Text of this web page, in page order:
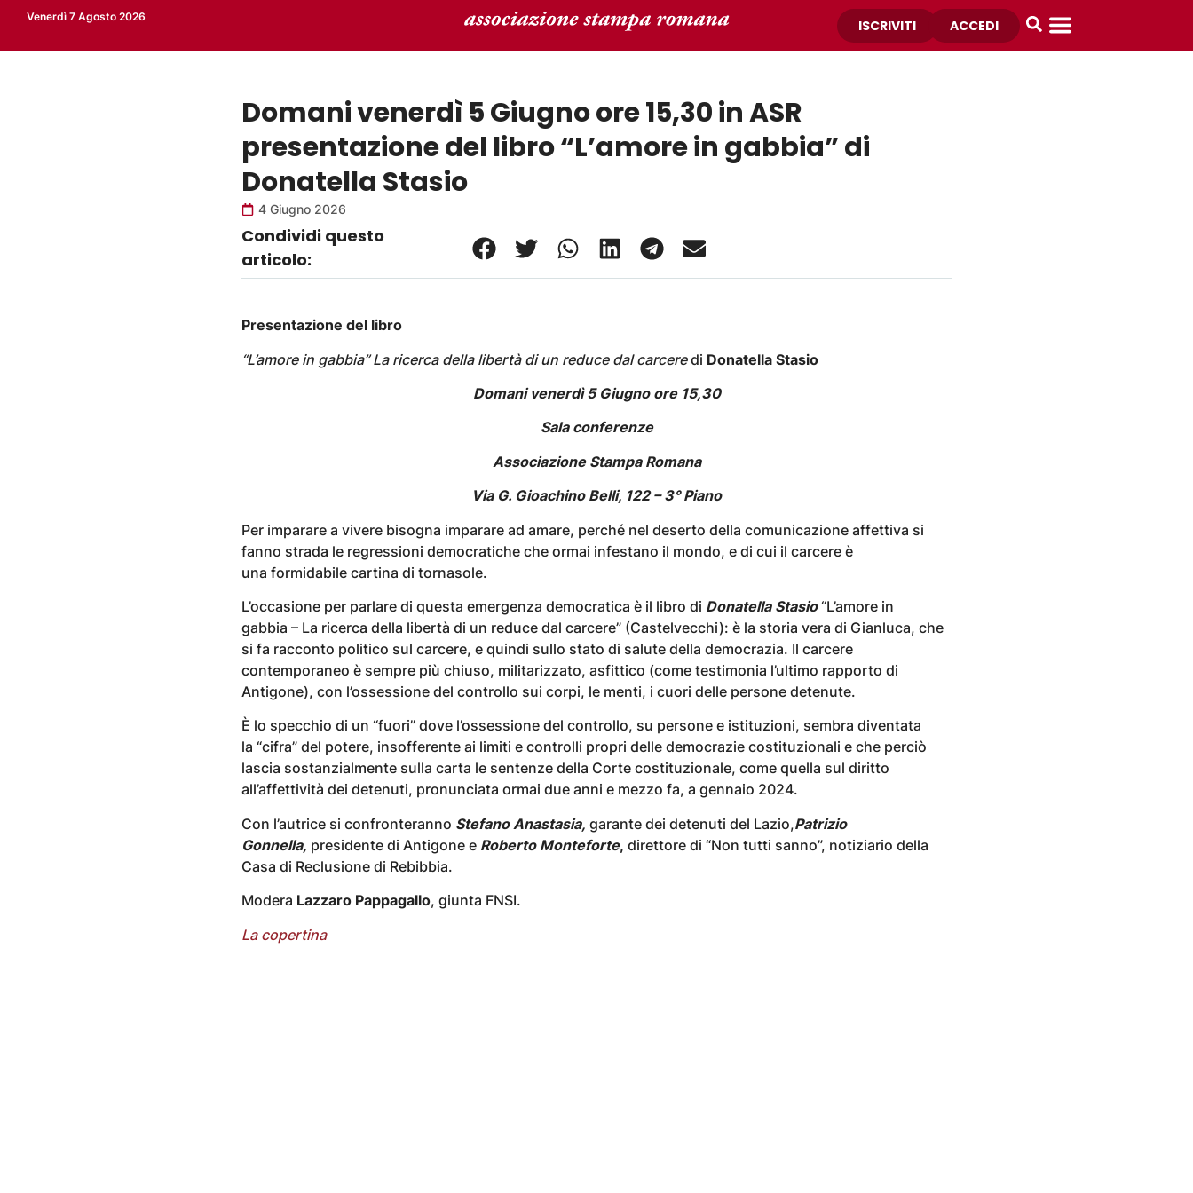
Venerdì 7 Agosto 2026
ISCRIVITI ACCEDI
Domani venerdì 5 Giugno ore 15,30 in ASR
presentazione del libro “L’amore in gabbia” di
Donatella Stasio
4 Giugno 2026
Condividi questo
articolo:
Presentazione del libro
“L’amore in gabbia” La ricerca della libertà di un reduce dal carceredi Donatella Stasio
Domani venerdì 5 Giugno ore 15,30
Sala conferenze
Associazione Stampa Romana
Via G. Gioachino Belli, 122 – 3° Piano
Per imparare a vivere bisogna imparare ad amare, perché nel deserto della comunicazione affettiva si
fanno strada le regressioni democratiche che ormai infestano il mondo, e di cui il carcere è
una formidabile cartina di tornasole.
L’occasione per parlare di questa emergenza democratica è il libro di Donatella Stasio“L’amore in
gabbia – La ricerca della libertà di un reduce dal carcere” (Castelvecchi): è la storia vera di Gianluca, che
si fa racconto politico sul carcere, e quindi sullo stato di salute della democrazia. Il carcere
contemporaneo è sempre più chiuso, militarizzato, asfittico (come testimonia l’ultimo rapporto di
Antigone), con l’ossessione del controllo sui corpi, le menti, i cuori delle persone detenute.
È lo specchio di un “fuori” dove l’ossessione del controllo, su persone e istituzioni, sembra diventata
la “cifra” del potere, insofferente ai limiti e controlli propri delle democrazie costituzionali e che perciò
lascia sostanzialmente sulla carta le sentenze della Corte costituzionale, come quella sul diritto
all’affettività dei detenuti, pronunciata ormai due anni e mezzo fa, a gennaio 2024.
Con l’autrice si confronteranno Stefano Anastasia, garante dei detenuti del Lazio,Patrizio
Gonnella, presidente di Antigone e Roberto Monteforte, direttore di “Non tutti sanno”, notiziario della
Casa di Reclusione di Rebibbia.
Modera Lazzaro Pappagallo, giunta FNSI.
La copertina